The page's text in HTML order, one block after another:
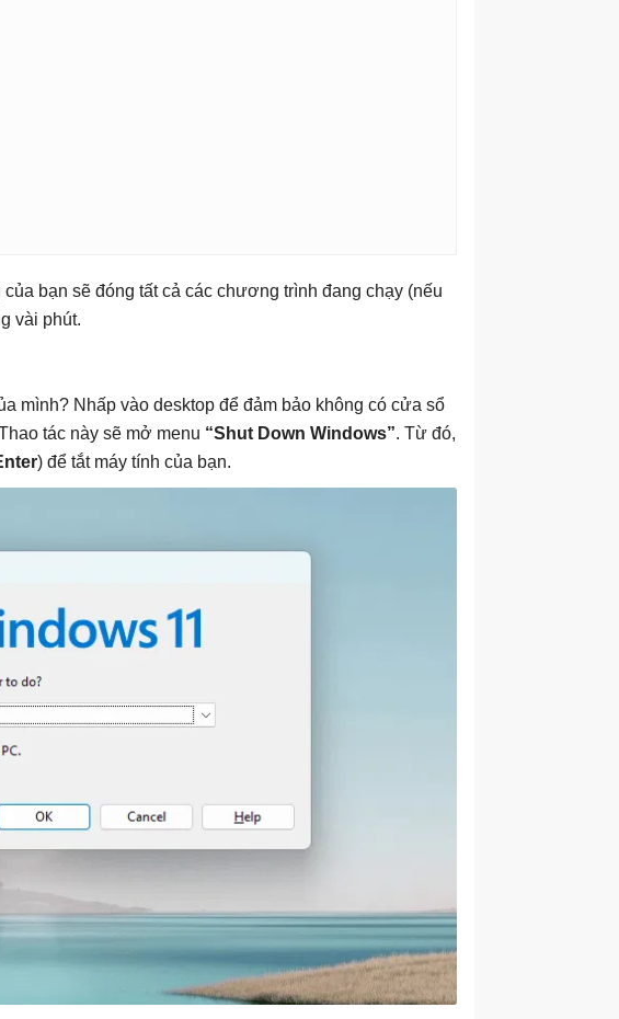
bạn sẽ đóng tất cả các chương trình đang chạy (nếu
vài phút.
mình? Nhấp vào desktop để đảm bảo không có cửa sổ
tác này sẽ mở menu “Shut Down Windows”. Từ đó,
) để tắt máy tính của bạn.